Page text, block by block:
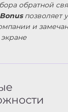
обратной
позволяет
и